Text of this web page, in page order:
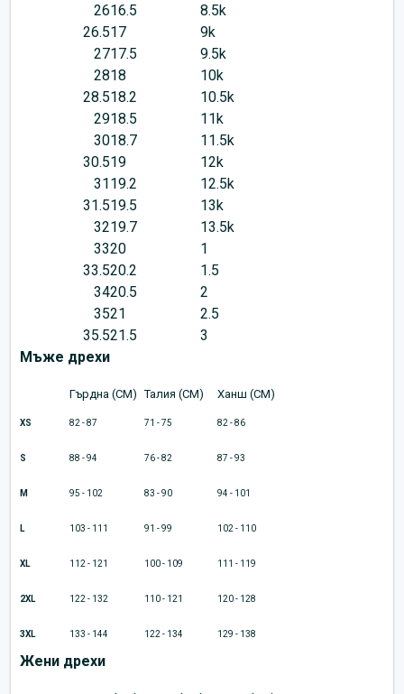
2616.5
8.5k
26.517
9k
2717.5
9.5k
2818
10k
28.518.2
10.5k
2918.5
11k
3018.7
11.5k
30.519
12k
3119.2
12.5k
31.519.5
13k
3219.7
13.5k
3320
1
33.520.2
1.5
3420.5
2
3521
2.5
35.521.5
3
Мъже дрехи
Гърдна (CM) Талия (CM) Ханш (CM)
XS 82 - 87 71 - 75 82 - 86
S 88 - 94 76 - 82 87 - 93
M 95 - 102 83 - 90 94 - 101
L 103 - 111 91 - 99 102 - 110
XL 112 - 121 100 - 109 111 - 119
2XL 122 - 132 110 - 121 120 - 128
3XL 133 - 144 122 - 134 129 - 138
Жени дрехи